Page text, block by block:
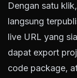
Dengan satu
langsung
live URL yang
dapat export
code package,